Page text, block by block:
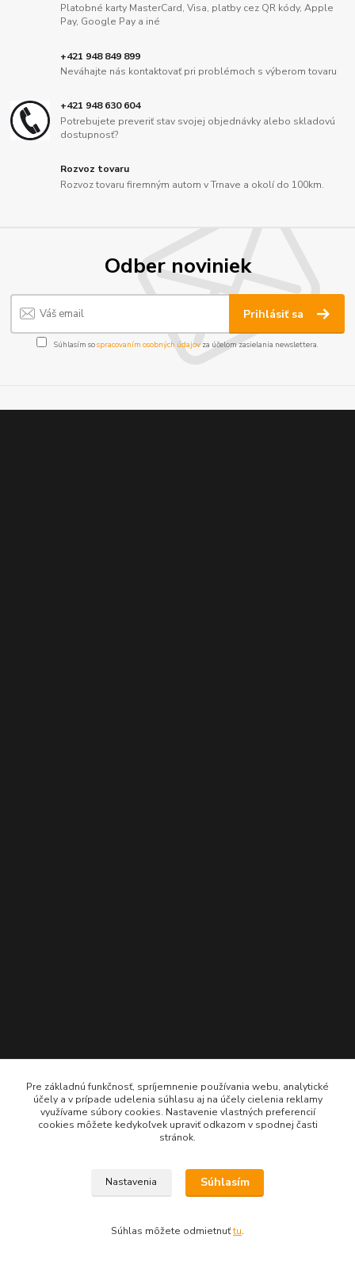
Platobné karty MasterCard, Visa, platby cez QR kódy, Apple
Pay, Google Pay a iné
+421 948 849 899
Neváhajte nás kontaktovať pri problémoch s výberom tovaru
+421 948 630 604
Potrebujete preveriť stav svojej objednávky alebo skladovú
dostupnosť?
Rozvoz tovaru
Rozvoz tovaru firemným autom v Trnave a okolí do 100km.
Odber noviniek
Prihlásiť sa
Súhlasím sospracovaním osobných údajov za účelom zasielania newslettera.
Imperialshop.sk
Pon-Pia 7 - 17 ; Sobota 8 - 12
Pre základnú funkčnosť, spríjemnenie používania webu, analytické
účely a v prípade udelenia súhlasu aj na účely cielenia reklamy
využívame súbory cookies. Nastavenie vlastných preferencií
cookies môžete kedykoľvek upraviť odkazom v spodnej časti
stránok.
Nastavenia Súhlasím
Súhlas môžete odmietnuťtu.